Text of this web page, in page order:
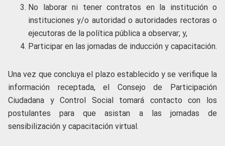
No laborar ni tener contratos en la institución o
instituciones y/o autoridad o autoridades rectoras o
ejecutoras de la política pública a observar; y,
Participar en las jornadas de inducción y capacitación.
Una vez que concluya el plazo establecido y se verifique la
información receptada, el Consejo de Participación
Ciudadana y Control Social tomará contacto con los
postulantes para que asistan a las jornadas de
sensibilización y capacitación virtual.